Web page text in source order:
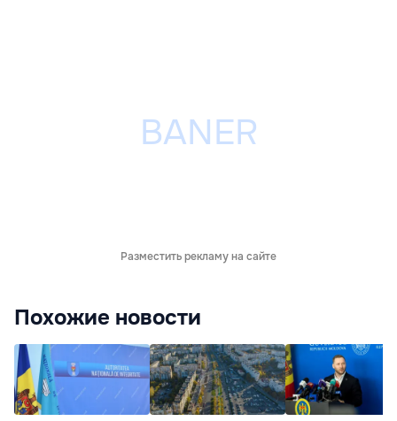
Разместить рекламу на сайте
Похожие новости